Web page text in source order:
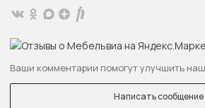
Ваши комментарии помогут улучшить
Написать сообщение